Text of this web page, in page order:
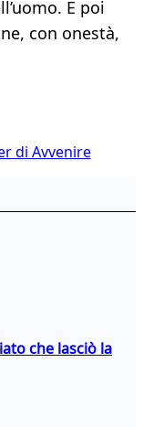
E poi
con onestà,
di Avvenire
che lasciò la